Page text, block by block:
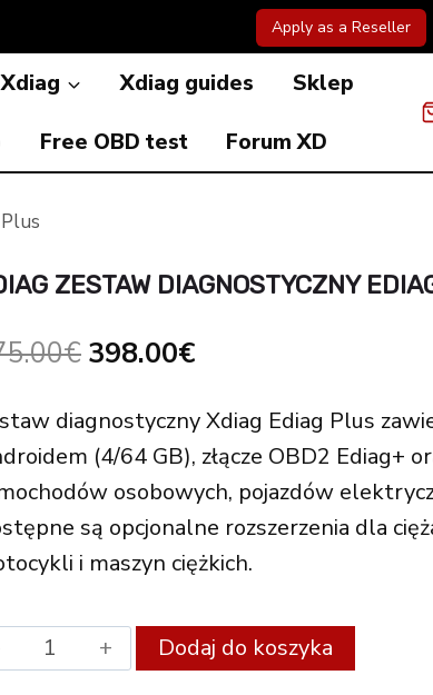
Apply as a Reseller
Xdiag guides Sklep
Free OBD test Forum XD
ZESTAW DIAGNOSTYCZNY
€ Original
was:
475.00€.
398.00€
is:
398.00€.
diagnostyczny Xdiag Ediag Plus
(4/64 GB), złącze OBD2 Ediag+
osobowych, pojazdów
są opcjonalne rozszerzenia dla
i maszyn ciężkich.
Xdiag
Diagnostic
Dodaj do koszyka